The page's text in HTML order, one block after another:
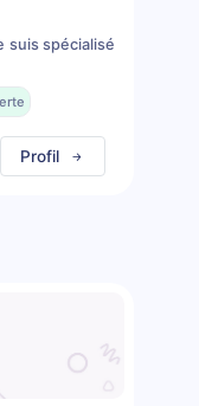
suis spécialisé
Profil